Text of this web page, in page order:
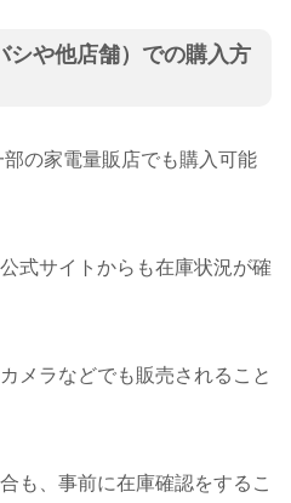
シや他店舗）での購入方
の家電量販店でも購入可能
式サイトからも在庫状況が確
メラなどでも販売されること
も、事前に在庫確認をするこ